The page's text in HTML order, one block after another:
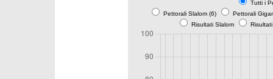
Tutti i
Pettorali Slalom (6)
Pettorali
Risultati Slalom